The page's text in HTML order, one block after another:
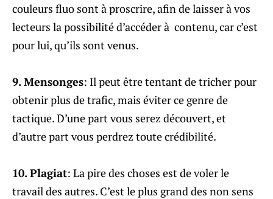
couleurs fluo sont à proscrire, afin de laisser à vos
lecteurs la possibilité d’accéder à contenu, car c’est
pour lui, qu’ils sont venus.
9. Mensonges: Il peut être tentant de tricher pour
obtenir plus de trafic, mais éviter ce genre de
tactique. D’une part vous serez découvert, et
d’autre part vous perdrez toute crédibilité.
10. Plagiat: La pire des choses est de voler le
travail des autres. C’est le plus grand des non sens